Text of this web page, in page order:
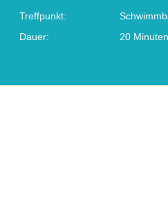
Treffpunkt:
Dauer: 20